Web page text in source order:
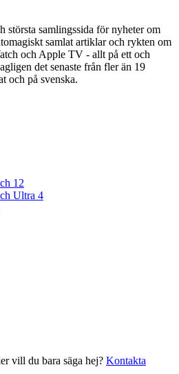
största samlingssida för nyheter om
samlat artiklar och rykten om
och Apple TV - allt på ett och
det senaste från fler än 19
och på svenska.
12
Ultra 4
vill du bara säga hej? Kontakta